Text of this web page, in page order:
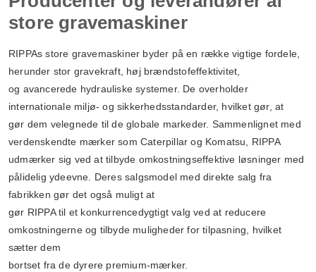
store gravemaskiner
RIPPAs store gravemaskiner byder på en række vigtige fordele,
herunder stor gravekraft, høj brændstofeffektivitet,
og avancerede hydrauliske systemer. De overholder
internationale miljø- og sikkerhedsstandarder, hvilket gør, at
gør dem velegnede til de globale markeder. Sammenlignet med
verdenskendte mærker som Caterpillar og Komatsu, RIPPA
udmærker sig ved at tilbyde omkostningseffektive løsninger med
pålidelig ydeevne. Deres salgsmodel med direkte salg fra
fabrikken gør det også muligt at
gør RIPPA til et konkurrencedygtigt valg ved at reducere
omkostningerne og tilbyde muligheder for tilpasning, hvilket
sætter dem
bortset fra de dyrere premium-mærker.